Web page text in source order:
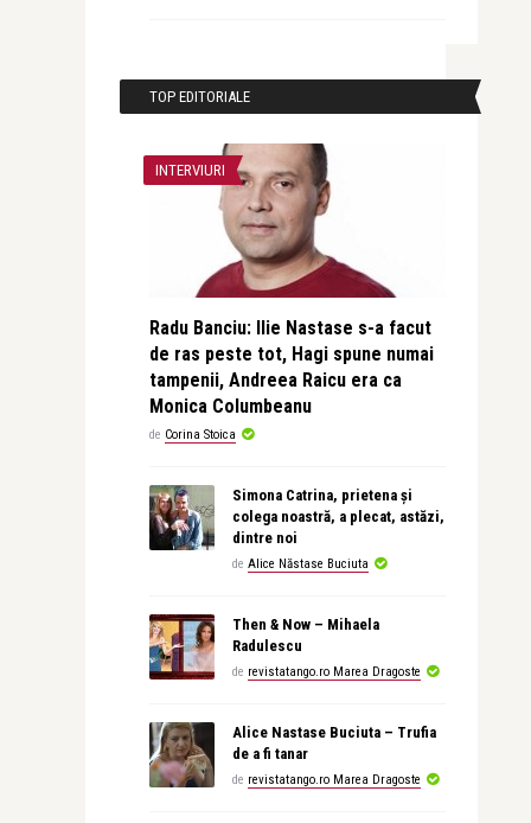
TOP EDITORIALE
INTERVIURI
Radu Banciu: Ilie Nastase s-a facut
de ras peste tot, Hagi spune numai
tampenii, Andreea Raicu era ca
Monica Columbeanu
de Corina Stoica
Simona Catrina, prietena și
colega noastră, a plecat, astăzi,
dintre noi
de Alice Năstase Buciuta
Then & Now – Mihaela
Radulescu
de revistatango.ro Marea Dragoste
Alice Nastase Buciuta – Trufia
de a fi tanar
de revistatango.ro Marea Dragoste